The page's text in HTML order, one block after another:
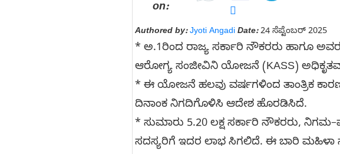
on:
Authored by: Jyoti Angadi Date:24 ಸೆಪ್ಟೆಂಬರ್ 2025
* ಅ.1ರಿಂದ ರಾಜ್ಯ ಸರ್ಕಾರಿ ನೌಕರರು ಹಾಗೂ
ಆರೋಗ್ಯ ಸಂಜೀವಿನಿ ಯೋಜನೆ (KASS)
* ಈ ಯೋಜನೆ ಹಲವು ವರ್ಷಗಳಿಂದ ತಾಂತ್ರಿಕ
ದಿನಾಂಕ ನಿಗದಿಗೊಳಿಸಿ ಆದೇಶ ಹೊರಡಿಸಿದೆ.
* ಸುಮಾರು 5.20 ಲಕ್ಷ ಸರ್ಕಾರಿ ನೌಕರರು,
ಸದಸ್ಯರಿಗೆ ಇದರ ಲಾಭ ಸಿಗಲಿದೆ. ಈ ಬಾರಿ